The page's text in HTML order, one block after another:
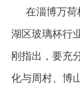
在淄博万荷
湖区玻璃杯行
刚指出，要充
化与周村、博